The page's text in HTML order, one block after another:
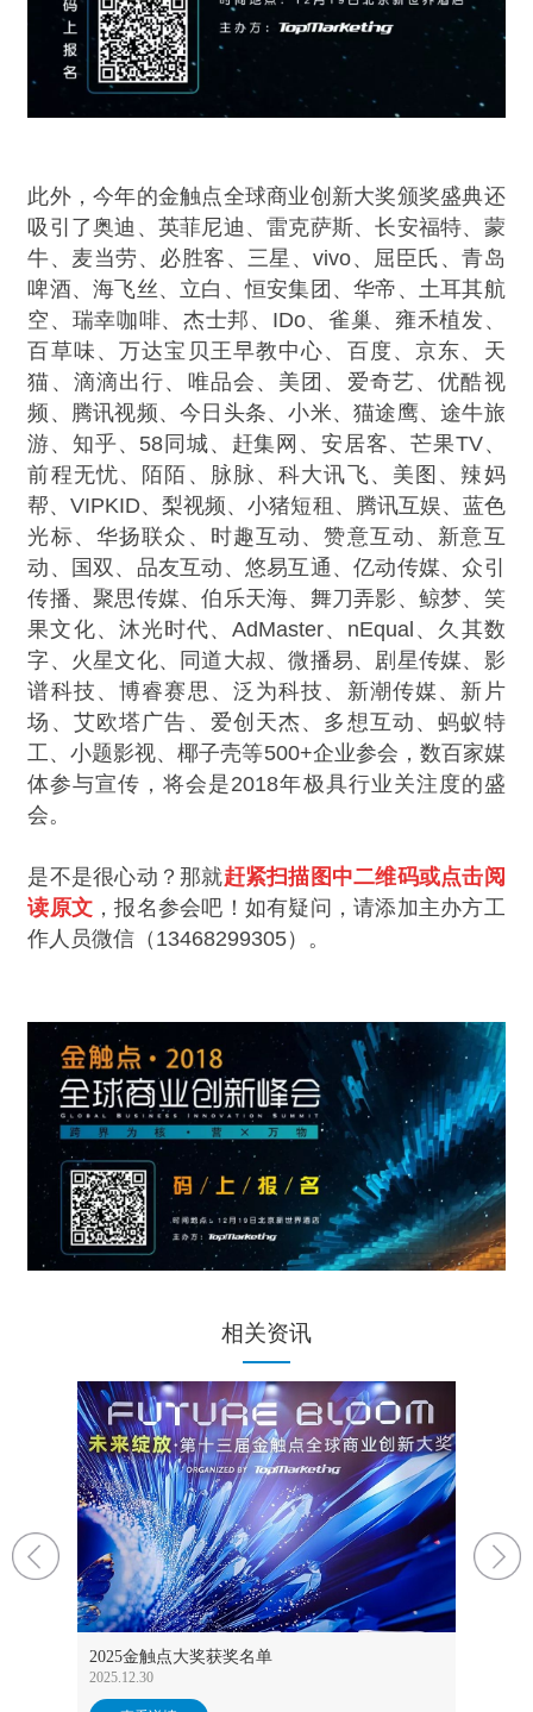
此外，今年的金触点全球商业创新大奖颁奖盛典还
吸引了奥迪、英菲尼迪、雷克萨斯、长安福特、蒙
牛、麦当劳、必胜客、三星、vivo、屈臣氏、青岛
啤酒、海飞丝、立白、恒安集团、华帝、土耳其航
空、瑞幸咖啡、杰士邦、IDo、雀巢、雍禾植发、
百草味、万达宝贝王早教中心、百度、京东、天
猫、滴滴出行、唯品会、美团、爱奇艺、优酷视
频、腾讯视频、今日头条、小米、猫途鹰、途牛旅
游、知乎、58同城、赶集网、安居客、芒果TV、
前程无忧、陌陌、脉脉、科大讯飞、美图、辣妈
帮、VIPKID、梨视频、小猪短租、腾讯互娱、蓝色
光标、华扬联众、时趣互动、赞意互动、新意互
动、国双、品友互动、悠易互通、亿动传媒、众引
传播、聚思传媒、伯乐天海、舞刀弄影、鲸梦、笑
果文化、沐光时代、AdMaster、nEqual、久其数
字、火星文化、同道大叔、微播易、剧星传媒、影
谱科技、博睿赛思、泛为科技、新潮传媒、新片
场、艾欧塔广告、爱创天杰、多想互动、蚂蚁特
工、小题影视、椰子壳等500+企业参会，数百家媒
体参与宣传，将会是2018年极具行业关注度的盛
会。
是不是很心动？那就赶紧扫描图中二维码或点击 阅
读原文 ，报名参会吧！如有疑问，请添加主办方工
作人员微信（13468299305）。
相关资讯
2025金触点大奖获奖名单
2025.12.30